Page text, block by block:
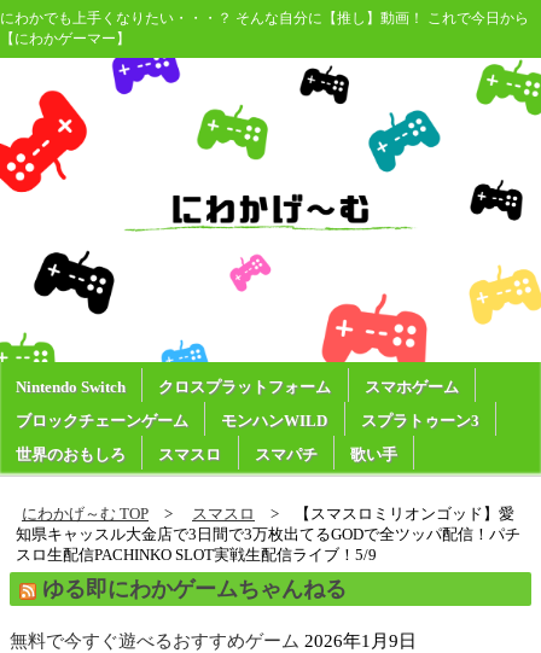
にわかでも上手くなりたい・・・？ そんな自分に【推し】動画！ これで今日から
【にわかゲーマー】
Nintendo Switch クロスプラットフォーム
スマホゲーム
ブロックチェーンゲーム
モンハンWILD
スプラトゥーン3
世界のおもしろ
スマスロ スマパチ 歌い手
にわかげ～む TOP スマスロ
【スマスロミリオンゴッド】愛
知県キャッスル大金店で3日間で3万枚出てるGODで全ツッパ配信！パチ
スロ生配信PACHINKO SLOT実戦生配信ライブ！5/9
ゆる即にわかゲームちゃんねる
無料で今すぐ遊べるおすすめゲーム 2026年1月9日